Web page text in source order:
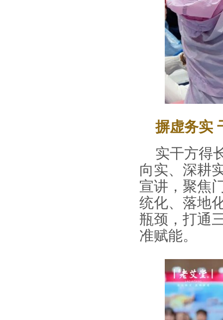
摒虚务实
实干方得
向实、深耕
宣讲，聚焦
统化、落地
瓶颈，打通
准赋能。